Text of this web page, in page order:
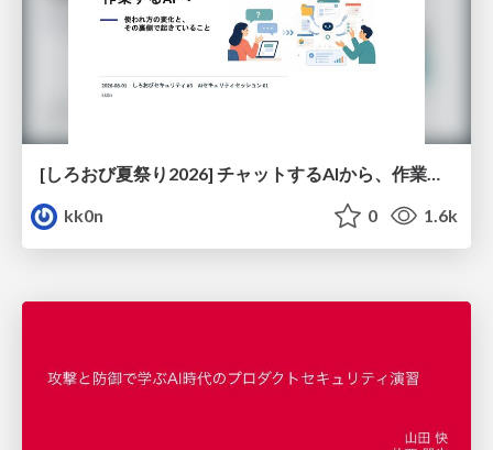
[しろおび夏祭り2026] チャットするAIから、作業するAIへ - 使われ方の変化と、その裏側で起きていること
kk0n
0 1.6k